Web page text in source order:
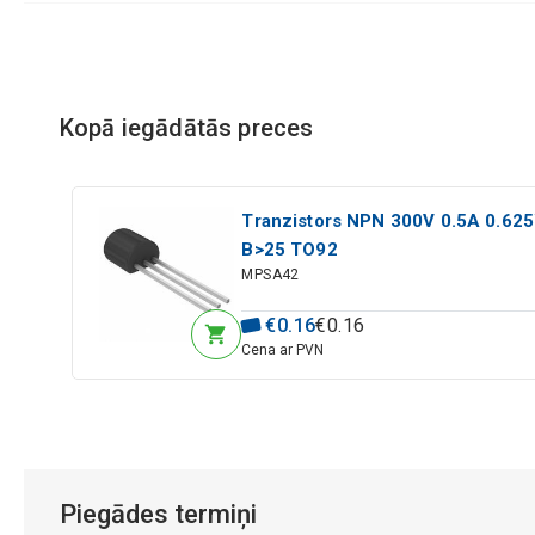
Kopā iegādātās preces
Tranzistors NPN 300V 0.5A
B>25 TO92
MPSA42
€0.16€0.16
Cena ar PVN
Piegādes termiņi